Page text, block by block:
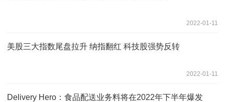
2022-01-11
美股三大指数尾盘拉升 纳指翻红 科技股强势反转
2022-01-11
Delivery Hero：食品配送业务料将在2022年下半年爆发